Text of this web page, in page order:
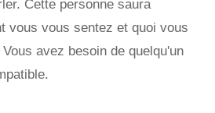
Cette personne saura
vous vous sentez et quoi vous
avez besoin de quelqu'un